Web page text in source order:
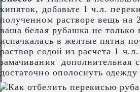
кипяток, добавьте 1 ч.л.
полученном растворе вещь на
ваша белая рубашка не только
испачкалась в желтые пятна
раствор содой из расчета 1
замачивания дополнительная
достаточно ополоснуть